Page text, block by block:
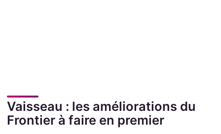
Vaisseau : les améliorations du
Frontier à faire en premier